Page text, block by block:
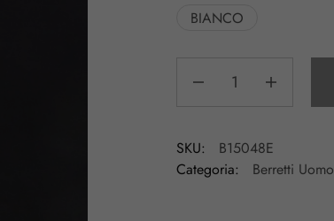
BIANCO
SKU:
B15048E
Categoria:
Berretti Uomo